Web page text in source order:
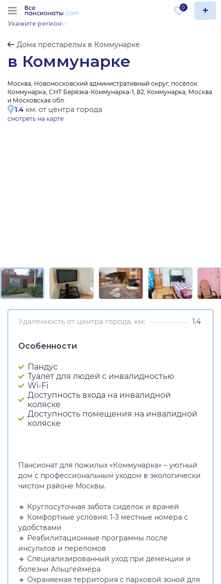
Укажите регион
0
Дома престарелых в Коммунарке
в Коммунарке
Москва, Новомосковский административный округ, посёлок
Коммунарка, СНТ Берёзка-Коммунарка-1, 82, Коммунарка, Москва
и Московская обл.
1.4 км. от центра города
смотреть на карте
Удаленность от центра города, км: 1.4
Особенности
Пандус
Туалет для людей с инвалидностью
Wi-Fi
Доступность входа на инвалидной
коляске
Доступность помещения на инвалидной
коляске
Пансионат для пожилых «Коммунарка» – уютный
дом с профессиональным уходом в экологически
чистом районе Москвы.
🔹 Круглосуточная забота сиделок и врачей
🔹 Комфортные условия: 1-3 местные номера с
удобствами
🔹 Реабилитационные программы после
инсультов и переломов
🔹 Специализированный уход при деменции и
болезни Альцгеймера
🔹 Охраняемая территория с парковой зоной для